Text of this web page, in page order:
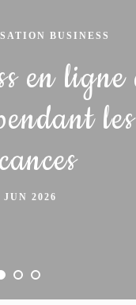
BUSINESS
en
les
JUN 2026